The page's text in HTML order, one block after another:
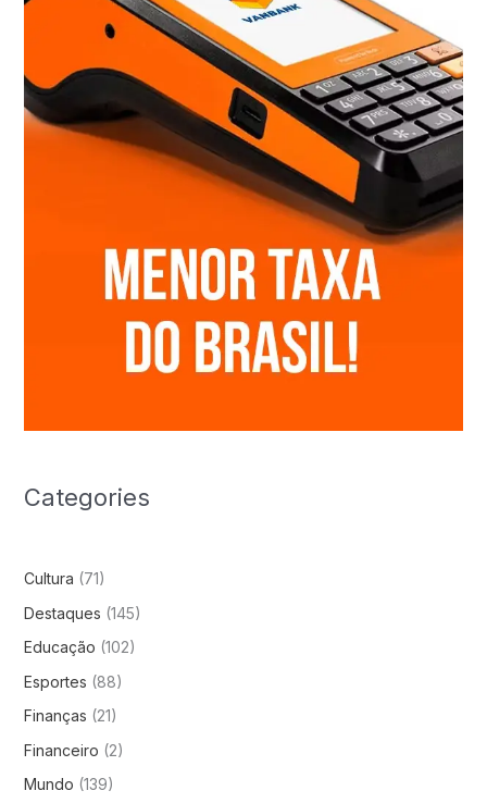
Categories
Cultura (71)
Destaques (145)
Educação (102)
Esportes (88)
Finanças (21)
Financeiro (2)
Mundo (139)